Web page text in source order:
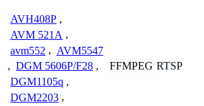
AVH408P ,
AVM 521A ,
avm552 , AVM5547
, DGM 5606P/F28 ,
DGM1105q ,
DGM2203 ,
FFMPEG RTSP